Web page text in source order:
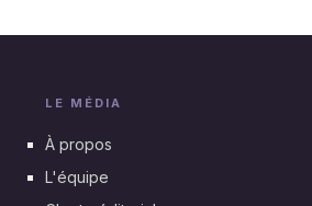
LE MÉDIA
À propos
L'équipe